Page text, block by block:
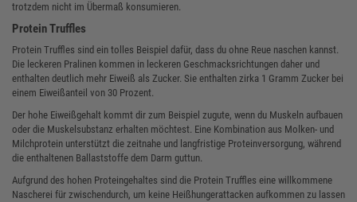
trotzdem nicht im Übermaß konsumieren.
Protein Truffles
Protein Truffles sind ein tolles Beispiel dafür, dass du ohne Reue naschen kannst.
Die leckeren Pralinen kommen in leckeren Geschmacksrichtungen daher und
enthalten deutlich mehr Eiweiß als Zucker. Sie enthalten zirka 1 Gramm Zucker bei
einem Eiweißanteil von 30 Prozent.
Der hohe Eiweißgehalt kommt dir zum Beispiel zugute, wenn du Muskeln aufbauen
oder die Muskelsubstanz erhalten möchtest. Eine Kombination aus Molken- und
Milchprotein unterstützt die zeitnahe und langfristige Proteinversorgung, während
die enthaltenen Ballaststoffe dem Darm guttun.
Aufgrund des hohen Proteingehaltes sind die Protein Truffles eine willkommene
Nascherei für zwischendurch, um keine Heißhungerattacken aufkommen zu lassen